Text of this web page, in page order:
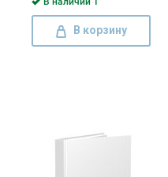
В корзину